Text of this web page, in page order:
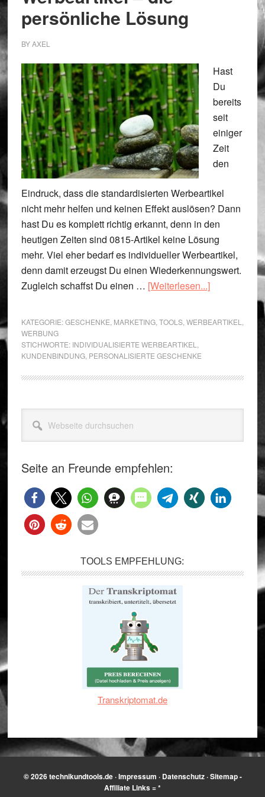
persönliche Lösung
BYAXEL
Hast
Du
bereits
seit
einiger
Zeit
den
Eindruck, dass die standardisierten Werbeartikel
nicht mehr helfen und keinen Effekt auslösen? Dann
hast Du es komplett richtig erkannt, denn in den
heutigen Zeiten sind 0815-Artikel keine Lösung
mehr. Viel eher bedarf es individueller Werbeartikel,
denn damit erzeugst Du einen Wiederkennungswert.
Zugleich schaffst Du einen … [Weiterlesen...]
Werbeartikel
KATEGORIE:GESCHENKE MARKETING, TOOLS, WERBEARTIKEL
WERBUNG
STICHWORTE: INDIVIDUALISIERTE WERBEARTIKEL
KUNDENBINDUNG, PERSONALISIERTE GESCHENKE
Seitenspalte
durchsuchen
Seite an Freunde empfehlen:
TOOLS EMPFEHLUNG:
Transkriptomat.de
© 2026technikundtools.de·Impressum · Datenschutz·Sitemap-
Affiliate Links = *